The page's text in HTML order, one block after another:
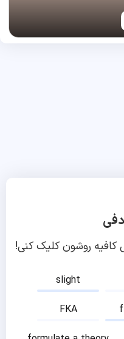
کافیه روشون کلیک کنی!
slight
FKA